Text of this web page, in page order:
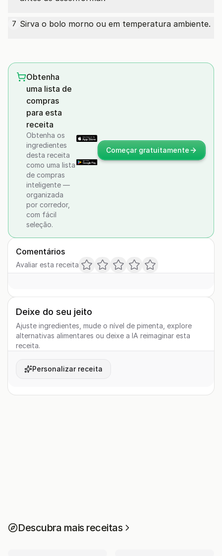
7 Sirva o bolo morno ou em temperatura ambiente.
Obtenha
uma lista de
compras
para esta
receita
Obtenha os
ingredientes
desta receita
como uma lista
de compras
inteligente —
organizada
por corredor,
com fácil
seleção.
Começar gratuitamente
Comentários
Avaliar esta receita
Deixe do seu jeito
Ajuste ingredientes, mude o nível de pimenta, explore
alternativas alimentares ou deixe a IA reimaginar esta
receita.
Personalizar receita
Descubra mais receitas